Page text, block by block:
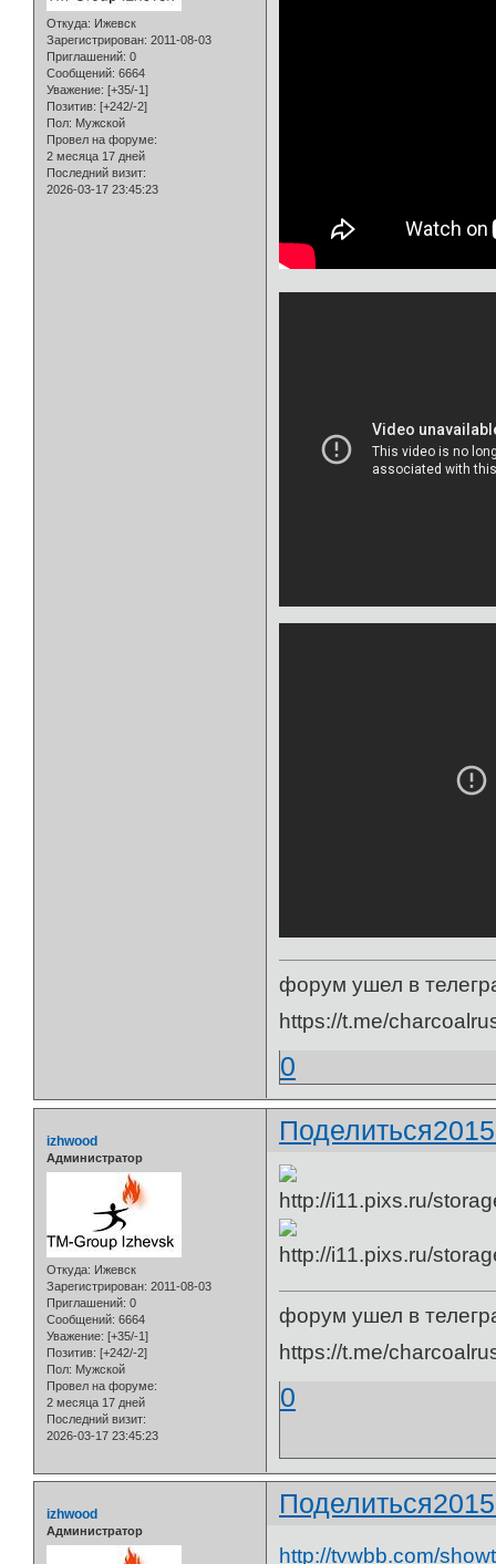
Откуда: Ижевск
Зарегистрирован: 2011-08-03
Приглашений: 0
Сообщений: 6664
Уважение: [+35/-1]
Позитив: [+242/-2]
Пол: Мужской
Провел на форуме:
2 месяца 17 дней
Последний визит:
2026-03-17 23:45:23
форум ушел в
https://t.me/
0
Поделиться
izhwood
Администратор
Откуда: Ижевск
Зарегистрирован: 2011-08-03
Приглашений: 0
Сообщений: 6664
Уважение: [+35/-1]
Позитив: [+242/-2]
Пол: Мужской
Провел на форуме:
2 месяца 17 дней
Последний визит:
2026-03-17 23:45:23
форум ушел в
https://t.me/
0
Поделиться
izhwood
Администратор
http://tvwbb.com/